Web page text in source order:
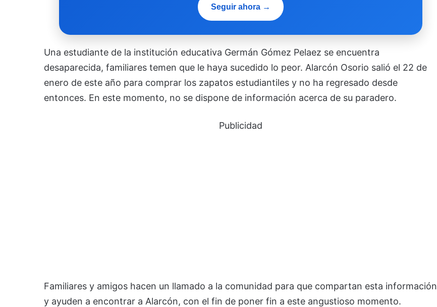
Seguir ahora →
Una estudiante de la institución educativa Germán Gómez Pelaez se encuentra
desaparecida, familiares temen que le haya sucedido lo peor. Alarcón Osorio salió el 22 de
enero de este año para comprar los zapatos estudiantiles y no ha regresado desde
entonces. En este momento, no se dispone de información acerca de su paradero.
Publicidad
Familiares y amigos hacen un llamado a la comunidad para que compartan esta información
y ayuden a encontrar a Alarcón, con el fin de poner fin a este angustioso momento.